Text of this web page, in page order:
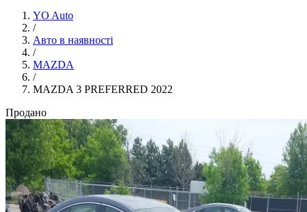
YO Auto
/
Авто в наявності
/
MAZDA
/
MAZDA 3 PREFERRED 2022
Продано